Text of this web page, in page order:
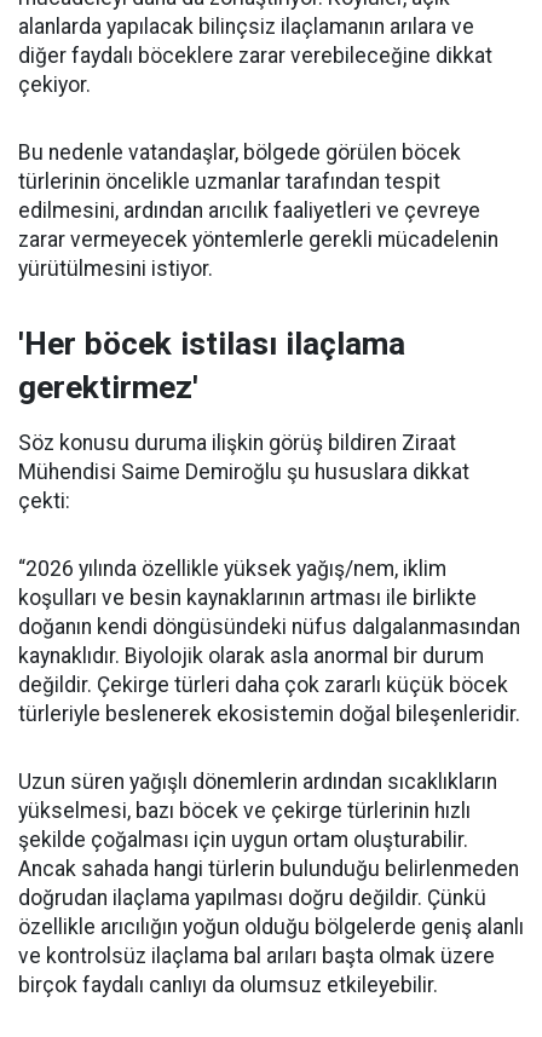
alanlarda yapılacak bilinçsiz ilaçlamanın arılara ve
diğer faydalı böceklere zarar verebileceğine dikkat
çekiyor.
Bu nedenle vatandaşlar, bölgede görülen böcek
türlerinin öncelikle uzmanlar tarafından tespit
edilmesini, ardından arıcılık faaliyetleri ve çevreye
zarar vermeyecek yöntemlerle gerekli mücadelenin
yürütülmesini istiyor.
'Her böcek istilası ilaçlama
gerektirmez'
Söz konusu duruma ilişkin görüş bildiren Ziraat
Mühendisi Saime Demiroğlu şu hususlara dikkat
çekti:
“2026 yılında özellikle yüksek yağış/nem, iklim
koşulları ve besin kaynaklarının artması ile birlikte
doğanın kendi döngüsündeki nüfus dalgalanmasından
kaynaklıdır. Biyolojik olarak asla anormal bir durum
değildir. Çekirge türleri daha çok zararlı küçük böcek
türleriyle beslenerek ekosistemin doğal bileşenleridir.
Uzun süren yağışlı dönemlerin ardından sıcaklıkların
yükselmesi, bazı böcek ve çekirge türlerinin hızlı
şekilde çoğalması için uygun ortam oluşturabilir.
Ancak sahada hangi türlerin bulunduğu belirlenmeden
doğrudan ilaçlama yapılması doğru değildir. Çünkü
özellikle arıcılığın yoğun olduğu bölgelerde geniş alanlı
ve kontrolsüz ilaçlama bal arıları başta olmak üzere
birçok faydalı canlıyı da olumsuz etkileyebilir.